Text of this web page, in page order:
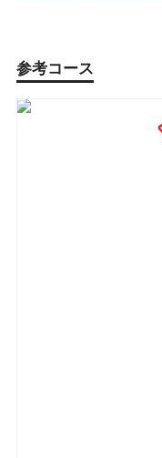
参考コース